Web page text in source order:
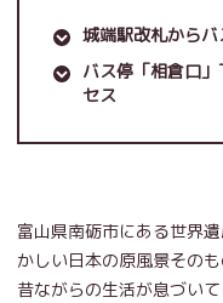
城端駅改札から
バス停「相倉口
セス
富山県南砺市にある世界
かしい日本の原風景その
昔ながらの生活が息づい